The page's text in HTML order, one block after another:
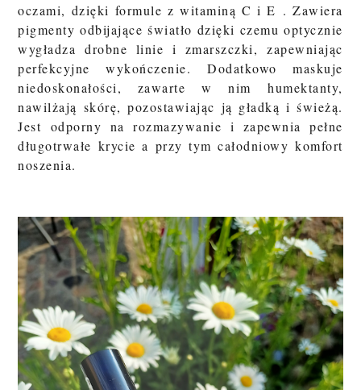
oczami, dzięki formule z witaminą C i E . Zawiera
pigmenty odbijające światło dzięki czemu optycznie
wygładza drobne linie i zmarszczki, zapewniając
perfekcyjne wykończenie. Dodatkowo maskuje
niedoskonałości, zawarte w nim humektanty,
nawilżają skórę, pozostawiając ją gładką i świeżą.
Jest odporny na rozmazywanie i zapewnia pełne
długotrwałe krycie a przy tym całodniowy komfort
noszenia.